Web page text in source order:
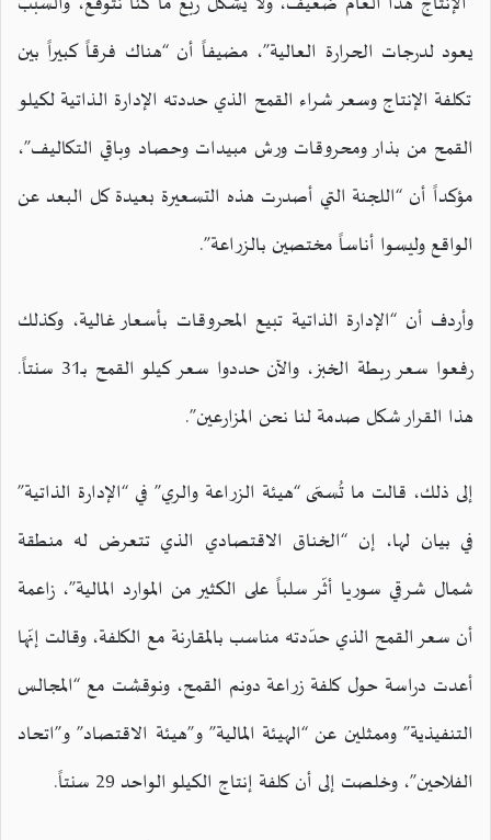
يعود لدرجات الحرارة العالية”، مضيفاً أن “هناك فرقاً كبيراً بين
تكلفة الإنتاج وسعر شراء القمح الذي حددته الإدارة الذاتية لكيلو
القمح من بذار ومحروقات ورش مبيدات وحصاد وباقي التكاليف”،
مؤكداً أن “اللجنة التي أصدرت هذه التسعيرة بعيدة كل البعد عن
الواقع وليسوا أناساً مختصين بالزراعة”.
وأردف أن “الإدارة الذاتية تبيع المحروقات بأسعار غالية، وكذلك
رفعوا سعر ربطة الخبز، والآن حددوا سعر كيلو القمح بـ31 سنتاً.
هذا القرار شكل صدمة لنا نحن المزارعين”.
إلى ذلك، قالت ما تُسمّى “هيئة الزراعة والري” في “الإدارة الذاتية”
في بيان لها، إن “الخناق الاقتصادي الذي تتعرض له منطقة
شمال شرقي سوريا أثّر سلباً على الكثير من الموارد المالية”، زاعمة
أن سعر القمح الذي حدّدته مناسب بالمقارنة مع الكلفة، وقالت إنّها
أعدت دراسة حول كلفة زراعة دونم القمح، ونوقشت مع “المجالس
التنفيذية” وممثلين عن “الهيئة المالية” و”هيئة الاقتصاد” و”اتحاد
الفلاحين”، وخلصت إلى أن كلفة إنتاج الكيلو الواحد 29 سنتاً.